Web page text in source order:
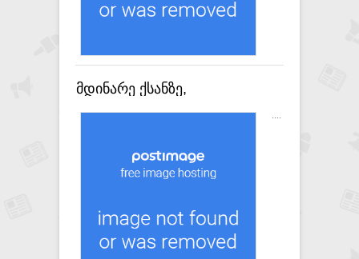
მდინარე ქსანზე,
ელექტროიარაღით უკანონო
გამოავლინეს
....